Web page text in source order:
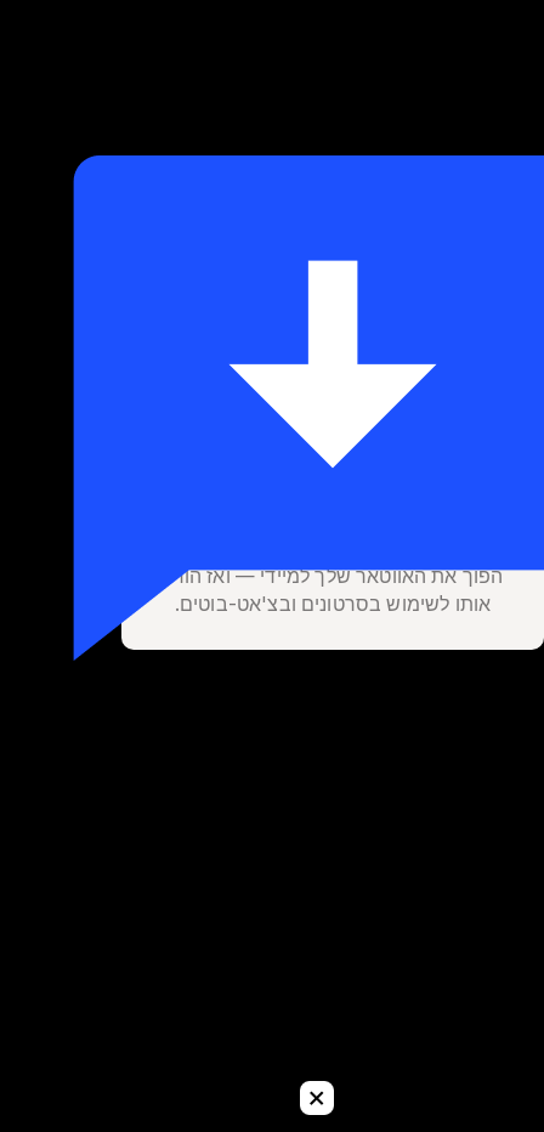
הפוך את האווטאר שלך למיידי — ואז הורד
אותו לשימוש בסרטונים ובצ'אט-בוטים.
+